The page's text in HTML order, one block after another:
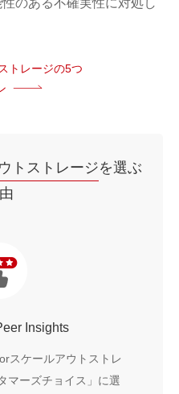
トレージの5つ
トストレージを選ぶ
Insights
スケールアウトストレ
マーズチョイス」に選